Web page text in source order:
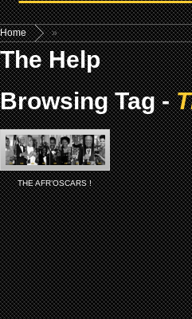
Home »
The Help
Browsing Tag -
THE AFR’OSCARS !